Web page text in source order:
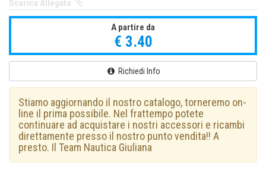
Scarica Allegato
A partire da
€ 3.40
Richiedi Info
Stiamo aggiornando il nostro catalogo, torneremo on-
line il prima possibile. Nel frattempo potete
continuare ad acquistare i nostri accessori e ricambi
direttamente presso il nostro punto vendita!! A
presto. Il Team Nautica Giuliana